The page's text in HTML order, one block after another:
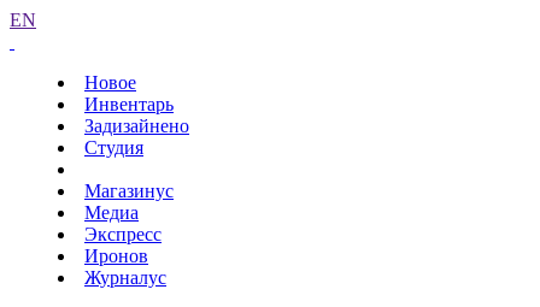
EN
Новое
Инвентарь
Задизайнено
Студия
Магазинус
Медиа
Экспресс
Иронов
Журналус